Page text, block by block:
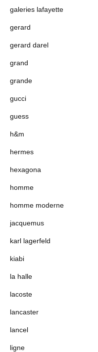
galeries lafayette
gerard
gerard darel
grand
grande
gucci
guess
h&m
hermes
hexagona
homme
homme moderne
jacquemus
karl lagerfeld
kiabi
la halle
lacoste
lancaster
lancel
ligne